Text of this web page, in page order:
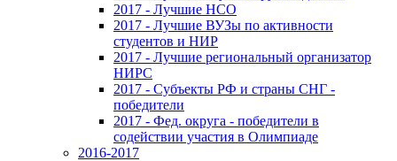
2017 - Лучшие НСО
2017 - Лучшие ВУЗы по активности
студентов и НИР
2017 - Лучшие региональный организатор
НИРС
2017 - Субъекты РФ и страны СНГ -
победители
2017 - Фед. округа - победители в
содействии участия в Олимпиаде
2016-2017